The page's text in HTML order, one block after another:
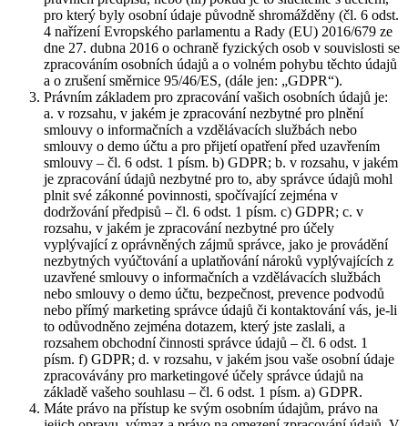
pro který byly osobní údaje původně shromážděny (čl. 6 odst.
4 nařízení Evropského parlamentu a Rady (EU) 2016/679 ze
dne 27. dubna 2016 o ochraně fyzických osob v souvislosti se
zpracováním osobních údajů a o volném pohybu těchto údajů
a o zrušení směrnice 95/46/ES, (dále jen: „GDPR“).
Právním základem pro zpracování vašich osobních údajů je:
a. v rozsahu, v jakém je zpracování nezbytné pro plnění
smlouvy o informačních a vzdělávacích službách nebo
smlouvy o demo účtu a pro přijetí opatření před uzavřením
smlouvy – čl. 6 odst. 1 písm. b) GDPR; b. v rozsahu, v jakém
je zpracování údajů nezbytné pro to, aby správce údajů mohl
plnit své zákonné povinnosti, spočívající zejména v
dodržování předpisů – čl. 6 odst. 1 písm. c) GDPR; c. v
rozsahu, v jakém je zpracování nezbytné pro účely
vyplývající z oprávněných zájmů správce, jako je provádění
nezbytných vyúčtování a uplatňování nároků vyplývajících z
uzavřené smlouvy o informačních a vzdělávacích službách
nebo smlouvy o demo účtu, bezpečnost, prevence podvodů
nebo přímý marketing správce údajů či kontaktování vás, je-li
to odůvodněno zejména dotazem, který jste zaslali, a
rozsahem obchodní činnosti správce údajů – čl. 6 odst. 1
písm. f) GDPR; d. v rozsahu, v jakém jsou vaše osobní údaje
zpracovávány pro marketingové účely správce údajů na
základě vašeho souhlasu – čl. 6 odst. 1 písm. a) GDPR.
Máte právo na přístup ke svým osobním údajům, právo na